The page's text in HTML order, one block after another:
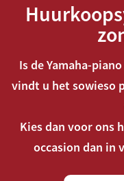
Is de Yamaha-
vindt u het sowieso
Kies dan voor ons
occasion dan in